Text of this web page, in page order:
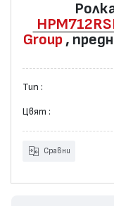
Group ,
Тип :
Цвят :
Сравни